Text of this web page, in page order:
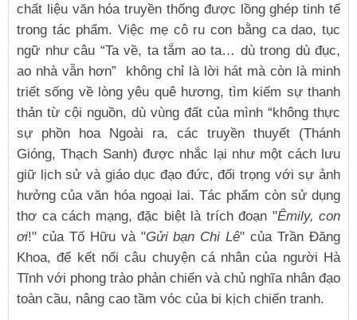
chất liệu văn hóa truyền thống được lồng ghép tinh tế
trong tác phẩm. Việc mẹ cô ru con bằng ca dao, tục
ngữ như câu “Ta về, ta tắm ao ta… dù trong dù đục,
ao nhà vẫn hơn” không chỉ là lời hát mà còn là minh
triết sống về lòng yêu quê hương, tìm kiếm sự thanh
thản từ cội nguồn, dù vùng đất của mình “không thực
sự phồn hoa Ngoài ra, các truyền thuyết (Thánh
Gióng, Thạch Sanh) được nhắc lại như một cách lưu
giữ lịch sử và giáo dục đạo đức, đối trọng với sự ảnh
hưởng của văn hóa ngoại lai. Tác phẩm còn sử dụng
thơ ca cách mạng, đặc biệt là trích đoạn "Êmily, con
ơi!" của Tố Hữu và "Gửi bạn Chi Lê" của Trần Đăng
Khoa, để kết nối câu chuyện cá nhân của người Hà
Tĩnh với phong trào phản chiến và chủ nghĩa nhân đạo
toàn cầu, nâng cao tầm vóc của bi kịch chiến tranh.